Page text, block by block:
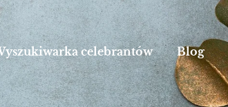
celebrantów Blog